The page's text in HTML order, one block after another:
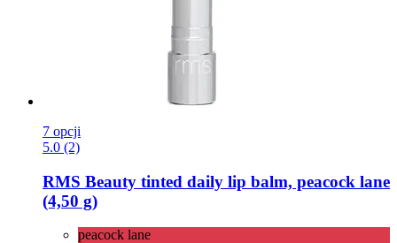
7 opcji
5.0 (2)
RMS Beauty tinted daily lip balm, peacock lane
(4,50 g)
peacock lane